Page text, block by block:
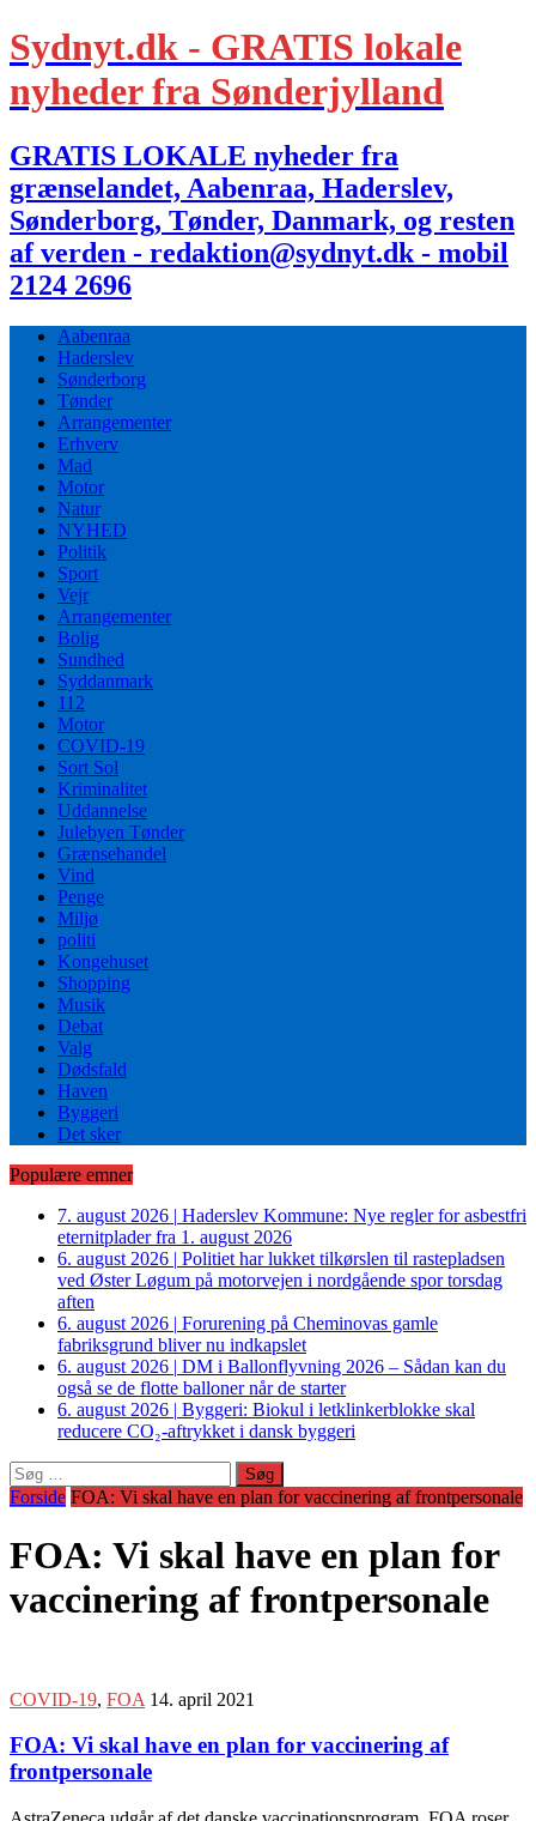
Sydnyt.dk - GRATIS lokale
nyheder fra Sønderjylland
GRATIS LOKALE nyheder fra
grænselandet, Aabenraa, Haderslev,
Sønderborg, Tønder, Danmark, og resten
af verden - redaktion@sydnyt.dk - mobil
2124 2696
Aabenraa
Haderslev
Sønderborg
Tønder
Arrangementer
Erhverv
Mad
Motor
Natur
NYHED
Politik
Sport
Vejr
Arrangementer
Bolig
Sundhed
Syddanmark
112
Motor
COVID-19
Sort Sol
Kriminalitet
Uddannelse
Julebyen Tønder
Grænsehandel
Vind
Penge
Miljø
politi
Kongehuset
Shopping
Musik
Debat
Valg
Dødsfald
Haven
Byggeri
Det sker
Populære emner
7. august 2026 | Haderslev Kommune: Nye regler for asbestfri
eternitplader fra 1. august 2026
6. august 2026 | Politiet har lukket tilkørslen til rastepladsen
ved Øster Løgum på motorvejen i nordgående spor torsdag
aften
6. august 2026 | Forurening på Cheminovas gamle
fabriksgrund bliver nu indkapslet
6. august 2026 | DM i Ballonflyvning 2026 – Sådan kan du
også se de flotte balloner når de starter
6. august 2026 | Byggeri: Biokul i letklinkerblokke skal
reducere CO₂-aftrykket i dansk byggeri
Søg
efter:
Forside FOA: Vi skal have en plan for vaccinering af frontpersonale
FOA: Vi skal have en plan for
vaccinering af frontpersonale
COVID-19, FOA 14. april 2021
FOA: Vi skal have en plan for vaccinering af
frontpersonale